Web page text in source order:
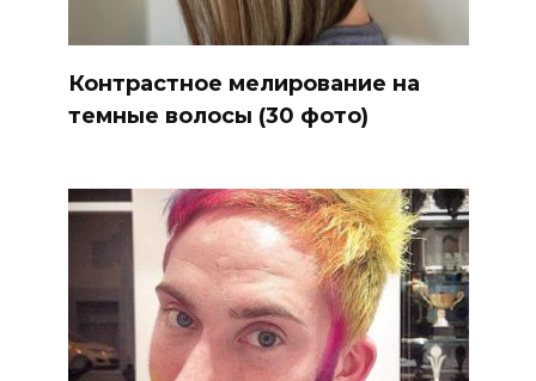
Контрастное мелирование на
темные волосы (30 фото)